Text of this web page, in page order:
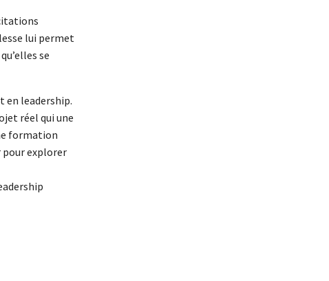
lui permet
se
en leadership.
réel qui une
formation
pour explorer